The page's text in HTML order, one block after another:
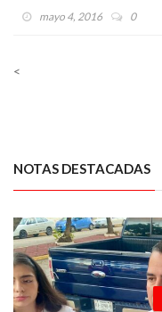
acusa Amadeo Flores
mayo 4, 2016 0
<
NOTAS DESTACADAS